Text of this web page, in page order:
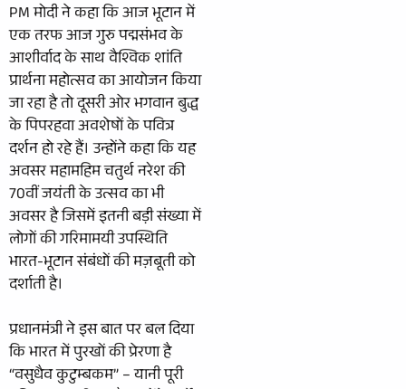
PM मोदी ने कहा कि आज भूटान में
एक तरफ आज गुरु पद्मसंभव के
आशीर्वाद के साथ वैश्विक शांति
प्रार्थना महोत्सव का आयोजन किया
जा रहा है तो दूसरी ओर भगवान बुद्ध
के पिपरहवा अवशेषों के पवित्र
दर्शन हो रहे हैं। उन्होंने कहा कि यह
अवसर महामहिम चतुर्थ नरेश की
70वीं जयंती के उत्सव का भी
अवसर है जिसमें इतनी बड़ी संख्या में
लोगों की गरिमामयी उपस्थिति
भारत-भूटान संबंधों की मज़बूती को
दर्शाती है।
प्रधानमंत्री ने इस बात पर बल दिया
कि भारत में पुरखों की प्रेरणा है
“वसुधैव कुटुम्बकम” – यानी पूरी